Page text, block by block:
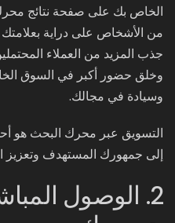
الخاص بك على صفحة نتائج
من الأشخاص على دراية
جذب المزيد من العملاء
وخلق حضور أكبر في السوق
وسيادة في مجالك.
التسويق عبر محرك البحث هو
إلى جمهورك المستهدف وتعزيز
2. الوصول